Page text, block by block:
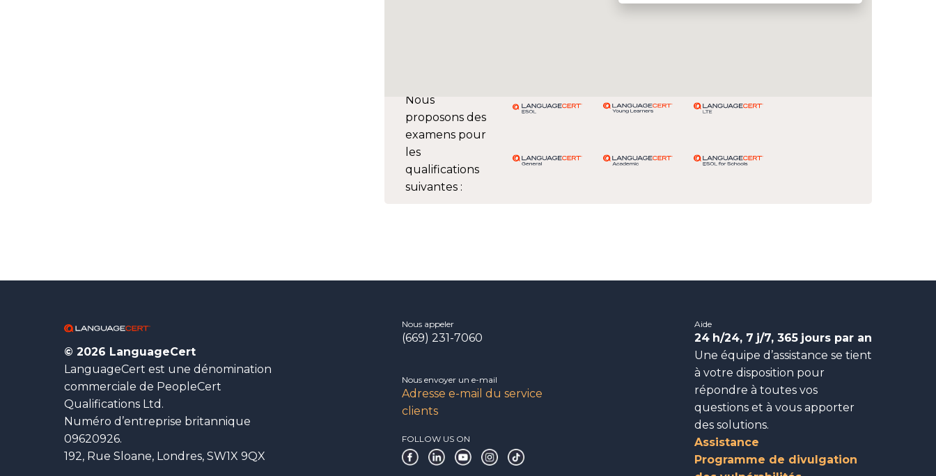
Nous
proposons des
examens pour
les
qualifications
suivantes :
© 2026 LanguageCert
LanguageCert est une dénomination
commerciale de PeopleCert
Qualifications Ltd.
Numéro d’entreprise britannique
09620926.
192, Rue Sloane, Londres, SW1X 9QX
Nous appeler
(669) 231-7060
Nous envoyer un e-mail
Adresse e-mail du service
clients
FOLLOW US ON
Aide
24 h/24, 7 j/7, 365 jours par an
Une équipe d’assistance se tient
à votre disposition pour
répondre à toutes vos
questions et à vous apporter
des solutions.
Assistance
Programme de divulgation